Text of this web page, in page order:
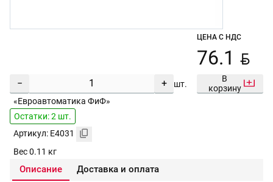
− + шт.
ЦЕНА С НДС
76.1 BYN
В
корзину
«Евроавтоматика ФиФ»
Остатки: 2 шт.
Артикул: E4031
Вес 0.11 кг
Описание Доставка и оплата